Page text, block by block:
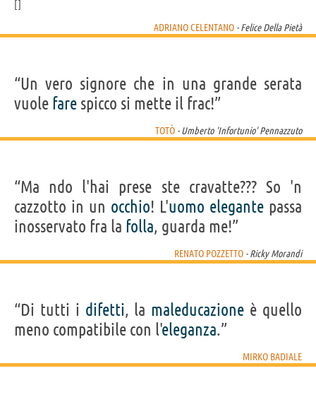
ADRIANO CELENTANO - Felice Della Pietà
“Un vero signore che in una grande serata
vuole fare spicco si mette il frac!”
TOTÒ - Umberto 'Infortunio' Pennazzuto
“Ma ndo l'hai prese ste cravatte??? So 'n
cazzotto in un occhio! L'uomo elegante passa
inosservato fra la folla, guarda me!”
RENATO POZZETTO - Ricky Morandi
“Di tutti i difetti, la maleducazione è quello
meno compatibile con l'eleganza.”
MIRKO BADIALE